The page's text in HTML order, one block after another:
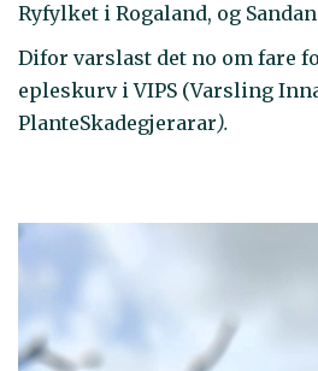
Ryfylket i Rogaland, og
Difor varslast det no om fare
epleskurv i VIPS (Varsling
PlanteSkadegjerarar).